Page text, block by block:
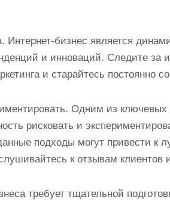
Интернет-бизнес является
и инноваций. Следите за
и старайтесь постоянно
Одним из ключевых
рисковать и
подходы могут привести к
к отзывам клиентов
требует тщательной